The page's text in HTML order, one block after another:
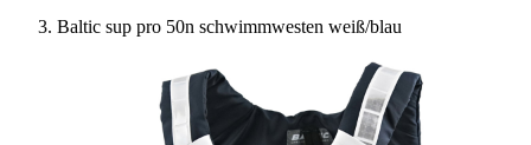
Baltic sup pro 50n schwimmwesten weiß/blau